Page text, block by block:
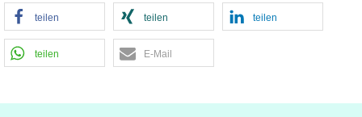
teilen teilen teilen
teilen E-Mail